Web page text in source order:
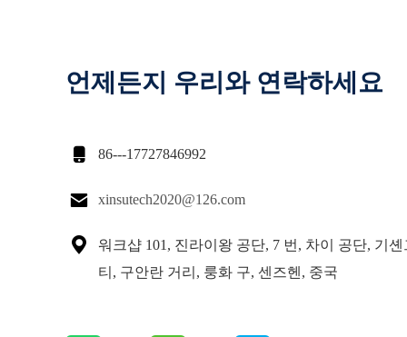
언제든지 우리와 연락하세요
 86---17727846992
 xinsutech2020@126.com

워크샵 101, 진라이왕 공단, 7 번, 차이 공단, 기
티, 구안란 거리, 룽화 구, 센즈헨, 중국